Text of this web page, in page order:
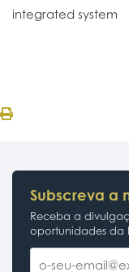
integrated system
Subscreva a
Receba a
oportunidades da